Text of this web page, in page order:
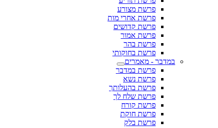
פרשת מצורע
פרשת אחרי מות
פרשת קדושים
פרשת אמור
פרשת בהר
פרשת בחוקותי
במדבר - מאמרים
פרשת במדבר
פרשת נשא
פרשת בהעלותך
פרשת שלח לך
פרשת קורח
פרשת חוקת
פרשת בלק